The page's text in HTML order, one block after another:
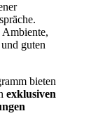
Ambiente,
guten
bieten
exklusiven